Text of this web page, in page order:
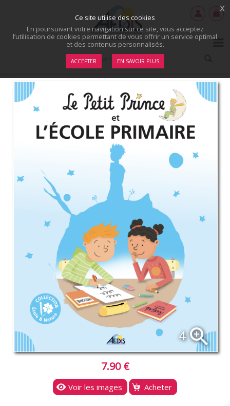
4zoom_in
7.90 €
Voir les images Acheter
Ce site utilise des cookies
En poursuivant votre navigation sur ce site, vous acceptez
l’utilisation de cookies permettant de vous offrir un service optimal
et des contenus personnalisés.
ACCEPTER EN SAVOIR PLUS
x